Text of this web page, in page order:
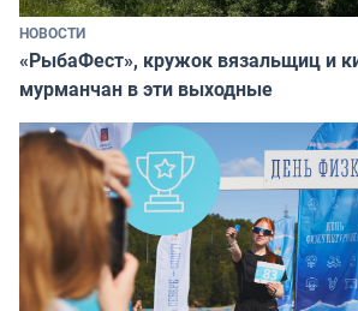
НОВОСТИ
«РыбаФест», кружок вязальщиц и
мурманчан в эти выходные